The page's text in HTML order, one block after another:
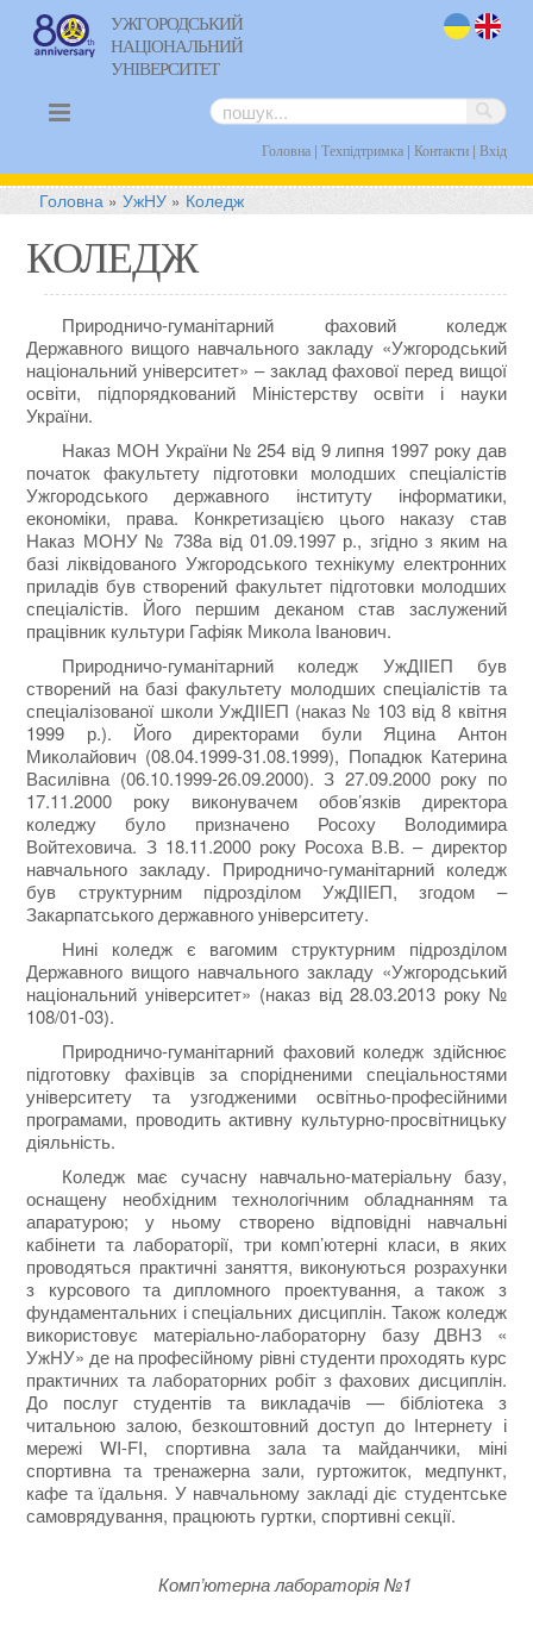
УЖГОРОДСЬКИЙ
НАЦІОНАЛЬНИЙ
УНІВЕРСИТЕТ
Головна| Техпідтримка| Контакти| Вхід
Головна »УжНУ » Коледж
КОЛЕДЖ
Природничо-гуманітарний фаховий коледж
Державного вищого навчального закладу «Ужгородський
національний університет» – заклад фахової перед вищої
освіти, підпорядкований Міністерству освіти і науки
України.
Наказ МОН України № 254 від 9 липня 1997 року дав
початок факультету підготовки молодших спеціалістів
Ужгородського державного інституту інформатики,
економіки, права. Конкретизацією цього наказу став
Наказ МОНУ № 738а від 01.09.1997 р., згідно з яким на
базі ліквідованого Ужгородського технікуму електронних
приладів був створений факультет підготовки молодших
спеціалістів. Його першим деканом став заслужений
працівник культури Гафіяк Микола Іванович.
Природничо-гуманітарний коледж УжДІІЕП був
створений на базі факультету молодших спеціалістів та
спеціалізованої школи УжДІІЕП (наказ № 103 від 8 квітня
1999 р.). Його директорами були Яцина Антон
Миколайович (08.04.1999-31.08.1999), Попадюк Катерина
Василівна (06.10.1999-26.09.2000). З 27.09.2000 року по
17.11.2000 року виконувачем обов’язків директора
коледжу було призначено Росоху Володимира
Войтеховича. З 18.11.2000 року Росоха В.В. – директор
навчального закладу. Природничо-гуманітарний коледж
був структурним підрозділом УжДІІЕП, згодом –
Закарпатського державного університету.
Нині коледж є вагомим структурним підрозділом
Державного вищого навчального закладу «Ужгородський
національний університет» (наказ від 28.03.2013 року №
108/01-03).
Природничо-гуманітарний фаховий коледж здійснює
підготовку фахівців за спорідненими спеціальностями
університету та узгодженими освітньо-професійними
програмами, проводить активну культурно-просвітницьку
діяльність.
Коледж має сучасну навчально-матеріальну базу,
оснащену необхідним технологічним обладнанням та
апаратурою; у ньому створено відповідні навчальні
кабінети та лабораторії, три комп’ютерні класи, в яких
проводяться практичні заняття, виконуються розрахунки
з курсового та дипломного проектування, а також з
фундаментальних і спеціальних дисциплін. Також коледж
використовує матеріально-лабораторну базу ДВНЗ «
УжНУ» де на професійному рівні студенти проходять курс
практичних та лабораторних робіт з фахових дисциплін.
До послуг студентів та викладачів — бібліотека з
читальною залою, безкоштовний доступ до Інтернету і
мережі WI-FI, спортивна зала та майданчики, міні
спортивна та тренажерна зали, гуртожиток, медпункт,
кафе та їдальня. У навчальному закладі діє студентське
самоврядування, працюють гуртки, спортивні секції.
Комп’ютерна лабораторія №1